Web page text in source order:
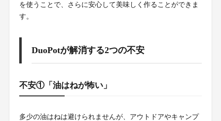
を使うことで、さらに安心して美味しく作ることができま
す。
DuoPotが解消する2つの不安
不安①「油はねが怖い」
多少の油はねは避けられませんが、アウトドアやキャンプ